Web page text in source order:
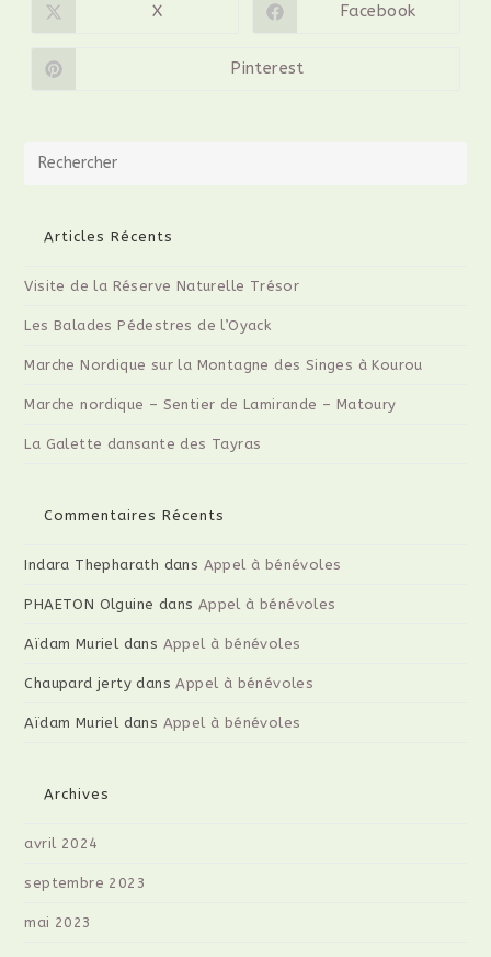
X Facebook
Pinterest
Articles Récents
Visite de la Réserve Naturelle Trésor
Les Balades Pédestres de l’Oyack
Marche Nordique sur la Montagne des Singes à Kourou
Marche nordique – Sentier de Lamirande – Matoury
La Galette dansante des Tayras
Commentaires Récents
Indara Thepharath dans Appel à bénévoles
PHAETON Olguine dans Appel à bénévoles
Aïdam Muriel dans Appel à bénévoles
Chaupard jerty dansAppel à bénévoles
Aïdam Muriel dans Appel à bénévoles
Archives
avril 2024
septembre 2023
mai 2023